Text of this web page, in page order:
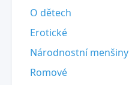
O dětech
Erotické
Národnostní menšiny
Romové